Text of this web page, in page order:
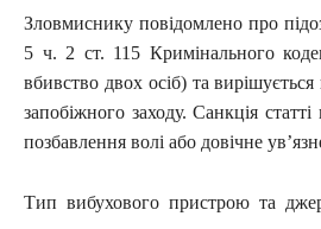
Зловмиснику повідомлено про
5 ч. 2 ст. 115 Кримінального
вбивство двох осіб) та
запобіжного заходу. Санкція
позбавлення волі або довічне
Тип вибухового пристрою та